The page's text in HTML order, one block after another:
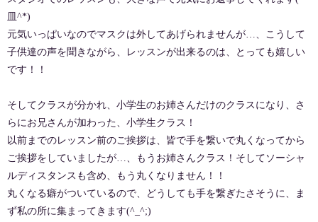
皿^*)
元気いっぱいなのでマスクは外してあげられませんが…、こうして
子供達の声を聞きながら、レッスンが出来るのは、とっても嬉しい
です！！
そしてクラスが分かれ、小学生のお姉さんだけのクラスになり、さ
らにお兄さんが加わった、小学生クラス！
以前までのレッスン前のご挨拶は、皆で手を繋いで丸くなってから
ご挨拶をしていましたが…、もうお姉さんクラス！そしてソーシャ
ルディスタンスも含め、もう丸くなりません！！
丸くなる癖がついているので、どうしても手を繋ぎたさそうに、ま
ず私の所に集まってきます(^_^;)